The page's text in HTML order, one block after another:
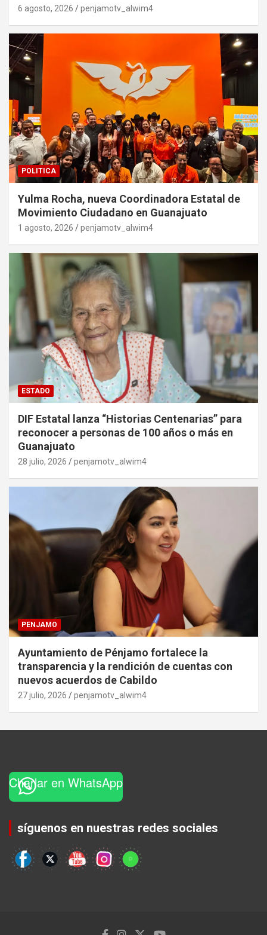
6 agosto, 2026 penjamotv_alwim4
POLITICA
Yulma Rocha, nueva Coordinadora Estatal de
Movimiento Ciudadano en Guanajuato
1 agosto, 2026 penjamotv_alwim4
ESTADO
DIF Estatal lanza “Historias Centenarias” para
reconocer a personas de 100 años o más en
Guanajuato
28 julio, 2026 penjamotv_alwim4
PENJAMO
Ayuntamiento de Pénjamo fortalece la
transparencia y la rendición de cuentas con
nuevos acuerdos de Cabildo
27 julio, 2026 penjamotv_alwim4
Charlar en WhatsApp
síguenos en nuestras redes sociales